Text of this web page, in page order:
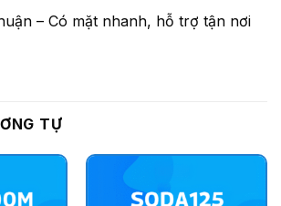
– Có mặt nhanh, hỗ trợ tận nơi
TỰ